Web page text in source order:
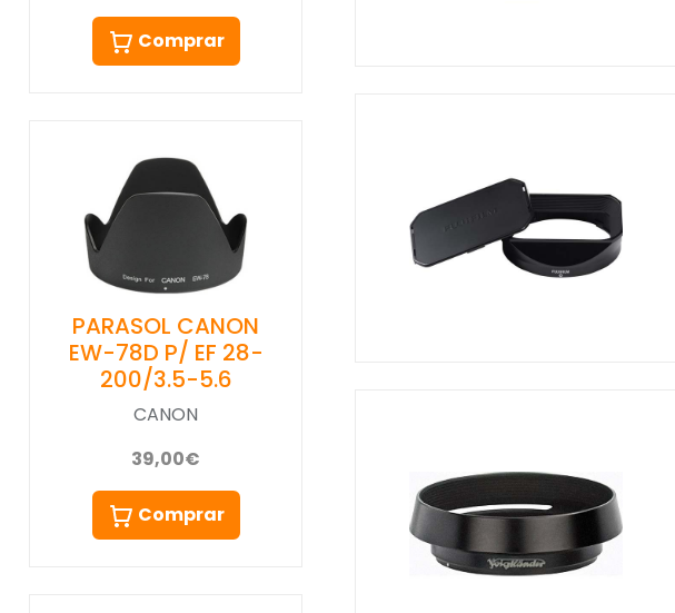
Comprar
PARASOL CANON
EW-78D P/ EF 28-
200/3.5-5.6
CANON
39,00€
Comprar